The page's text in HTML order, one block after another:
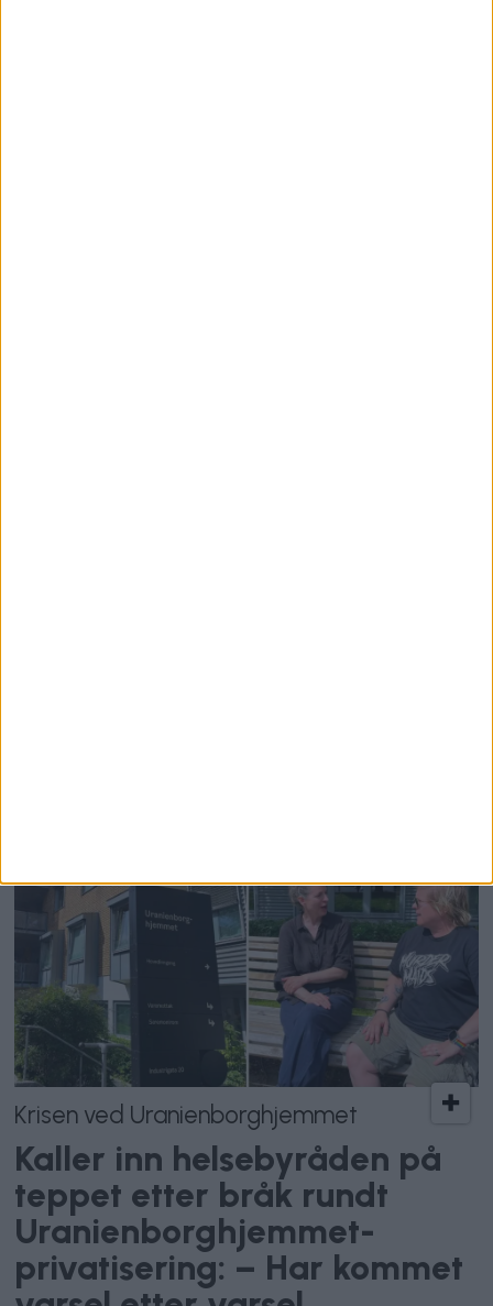
Krisen ved Uranienborghjemmet
Kaller inn helsebyråden på
teppet etter bråk rundt
Uranienborghjemmet-
privatisering: – Har kommet